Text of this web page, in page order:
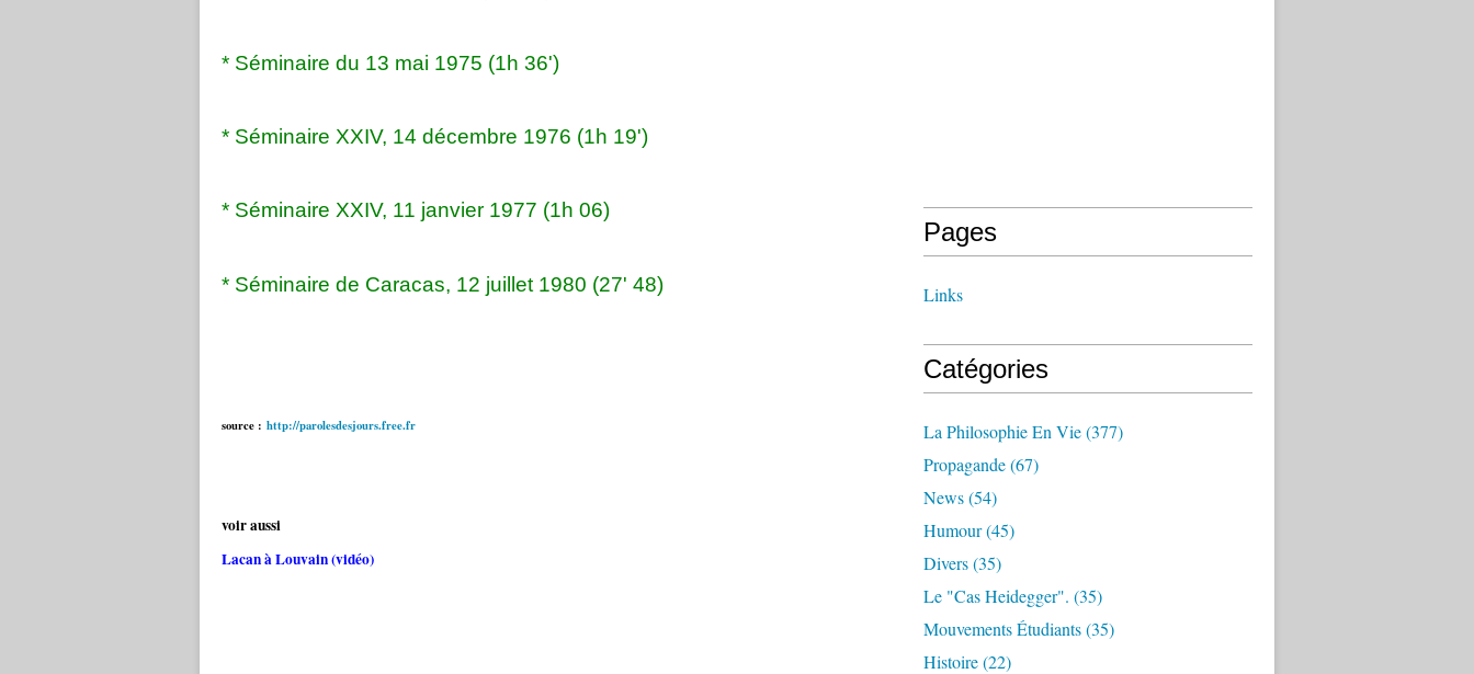
* Séminaire du 13 mai 1975 (1h 36')
* Séminaire XXIV, 14 décembre 1976 (1h 19')
* Séminaire XXIV, 11 janvier 1977 (1h 06)
* Séminaire de Caracas, 12 juillet 1980 (27' 48)
source : http://parolesdesjours.free.fr
voir aussi
Lacan à Louvain (vidéo)
Pages
Links
Catégories
La Philosophie En Vie(377)
Propagande(67)
News(54)
Humour(45)
Divers(35)
Le "cas Heidegger". (35)
Mouvements Étudiants(35)
Histoire(22)